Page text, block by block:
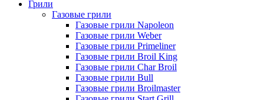
Грили
Газовые грили
Газовые грили Napoleon
Газовые грили Weber
Газовые грили Primeliner
Газовые грили Broil King
Газовые грили Char Broil
Газовые грили Bull
Газовые грили Broilmaster